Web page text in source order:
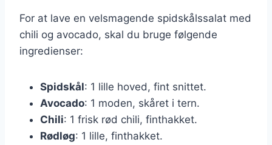
For at lave en velsmagende spidskålssalat med
chili og avocado, skal du bruge følgende
ingredienser:
Spidskål: 1 lille hoved, fint snittet.
Avocado: 1 moden, skåret i tern.
Chili: 1 frisk rød chili, finthakket.
Rødløg: 1 lille, finthakket.